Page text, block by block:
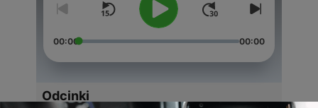
00:00 00:00
Odcinki